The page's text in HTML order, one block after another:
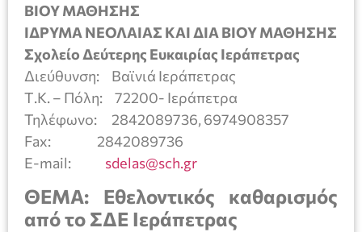
ΒΙΟΥ ΜΑΘΗΣΗΣ
ΙΔΡΥΜΑ ΝΕΟΛΑΙΑΣ ΚΑΙ ΔΙΑ ΒΙΟΥ ΜΑΘΗΣΗΣ
Σχολείο Δεύτερης Ευκαιρίας Ιεράπετρας
Διεύθυνση: Βαϊνιά Ιεράπετρας
Τ.Κ. – Πόλη: 72200- Ιεράπετρα
Τηλέφωνο: 2842089736, 6974908357
Fax: 2842089736
E-mail: sdelas@sch.gr
ΘΕΜΑ: Εθελοντικός καθαρισμός
από το ΣΔΕ Ιεράπετρας